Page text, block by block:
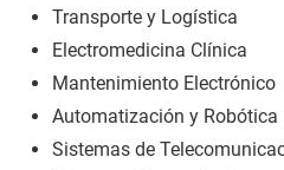
Transporte y Logística
Electromedicina Clínica
Mantenimiento Electrónico
Automatización y Robótica
Sistemas de